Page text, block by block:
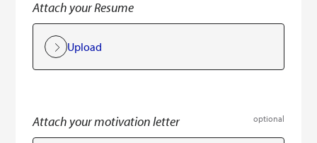
Attach your Resume
Upload
Attach your motivation letter optional